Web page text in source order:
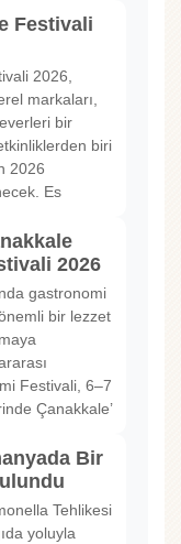
Festivali
2026,
markaları,
bir
biri
2026
Es
2026
gastronomi
bir lezzet
Festivali, 6–7
Çanakkale’
Bir
Tehlikesi
yoluyla